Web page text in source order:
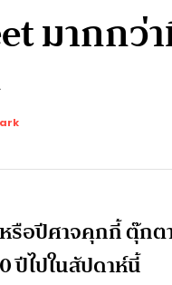
มากก
อปีศาจคุกกี้ ตุ๊กต
ปีไปในสัปดาห์นี้